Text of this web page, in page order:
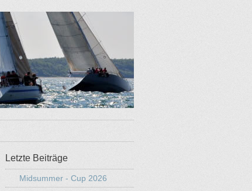
Letzte Beiträge
Midsummer - Cup 2026